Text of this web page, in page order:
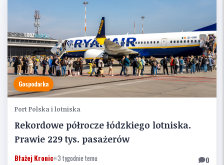
Gospodarka
Port Polska i lotniska
Rekordowe półrocze łódzkiego lotniska.
Prawie 229 tys. pasażerów
Błażej Kronic•3 tygodnie temu 0